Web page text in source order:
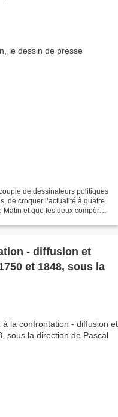
de dessinateurs politiques
de croquer l’actualité à quatre
et que les deux compères
- diffusion et
et 1848, sous la